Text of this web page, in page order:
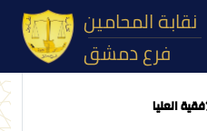
فرع دمشق
العليا